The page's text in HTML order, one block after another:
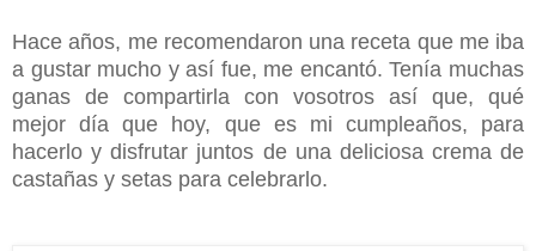
Hace años, me recomendaron una receta que me iba
a gustar mucho y así fue, me encantó. Tenía muchas
ganas de compartirla con vosotros así que, qué
mejor día que hoy, que es mi cumpleaños, para
hacerlo y disfrutar juntos de una deliciosa crema de
castañas y setas para celebrarlo.